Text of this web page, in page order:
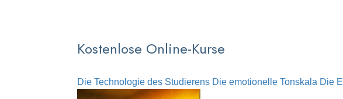
Kostenlose Online-Kurse
Die Technologie des Studierens Die emotionelle Tonskala Die